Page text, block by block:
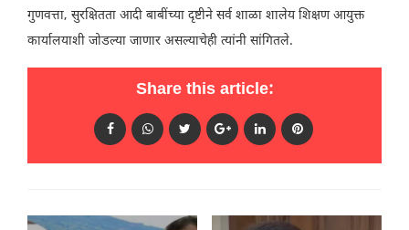
गुणवत्ता, सुरक्षितता आदी बाबींच्या दृष्टीने सर्व शाळा शालेय शिक्षण आयुक्त
कार्यालयाशी जोडल्या जाणार असल्याचेही त्यांनी सांगितले.
Share this article: